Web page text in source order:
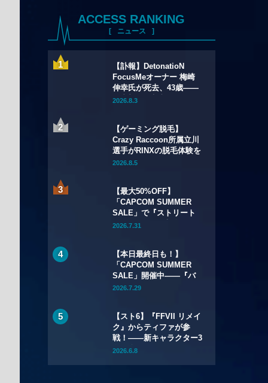
ACCESS RANKING
ニュース
【訃報】DetonatioN
FocusMeオーナー 梅崎
伸幸氏が死去、43歳——
国内初の給与制eスポーツ
2026.8.3
【ゲーミング脱毛】
Crazy Raccoon所属立川
選手がRINXの脱毛体験を
語る——インタビュー記
2026.8.5
【最大50%OFF】
「CAPCOM SUMMER
SALE」で『ストリート
ファイター6』本編が
初セール
2026.7.31
【本日最終日も！】
「CAPCOM SUMMER
SALE」開催中——『バ
イオハザード リメイク
ード レクイエム』も
20%OFFに
2026.7.29
【スト6】『FFVII リメイ
ク』からティファが参
戦！――新キャラクター3
名を含むYear 4のライン
2026.6.8